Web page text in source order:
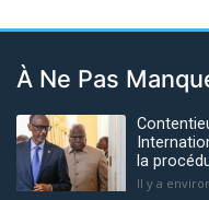
À Ne Pas
la
Il y a